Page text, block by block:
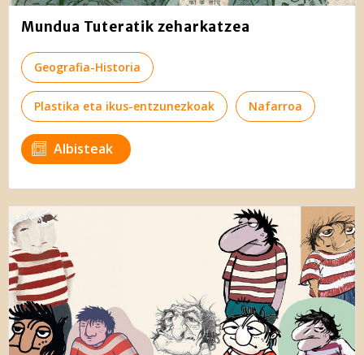
Mundua Tuteratik zeharkatzea
Geografia-Historia
Plastika eta ikus-entzunezkoak Nafarroa
Albisteak